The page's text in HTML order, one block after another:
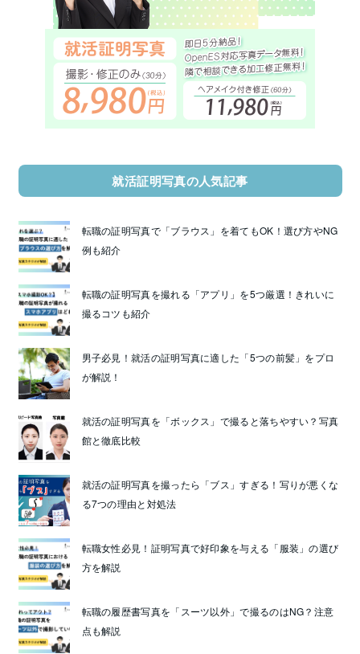
就活証明写真の人気記事
転職の証明写真で「ブラウス」を着てもOK！選び方やNG
例も紹介
転職の証明写真を撮れる「アプリ」を5つ厳選！きれいに
撮るコツも紹介
男子必見！就活の証明写真に適した「5つの前髪」をプロ
が解説！
就活の証明写真を「ボックス」で撮ると落ちやすい？写真
館と徹底比較
就活の証明写真を撮ったら「ブス」すぎる！写りが悪くな
る7つの理由と対処法
転職女性必見！証明写真で好印象を与える「服装」の選び
方を解説
転職の履歴書写真を「スーツ以外」で撮るのはNG？注意
点も解説